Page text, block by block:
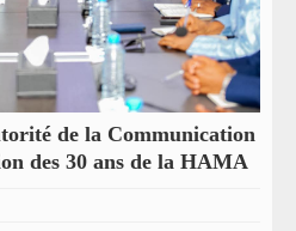
de la Communication
des 30 ans de la HAMA